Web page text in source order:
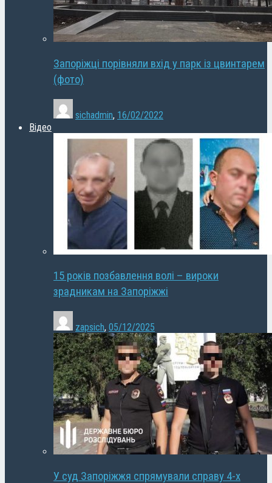
Запоріжці порівняли вхід у парк із цвинтарем
(фото)
sichadmin, 16/02/2022
Відео
15 років позбавлення волі – вироки
зрадникам на Запоріжжі
zapsich, 05/12/2025
У суд Запоріжжя спрямували справу 4-х